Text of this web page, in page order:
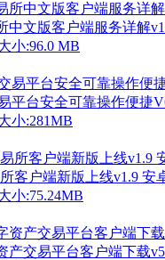
中文版客户端服务详解
小:96.0 MB
平台安全可靠操作便捷
小:281MB
客户端新版上线v1.9 安
小:75.24MB
产交易平台客户端下载